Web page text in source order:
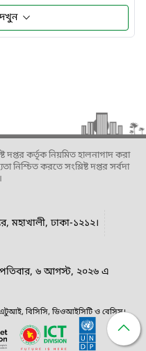
দপ্তর কর্তৃক নিয়মিত হালনাগাদ করা
নিশ্চিত করতে সংশ্লিষ্ট দপ্তর সর্বদা
মহাখালী, ঢাকা-১২১২।
৬ আগস্ট, ২০২৬ এ
এটুআই, বিসিসি, ডিওআইসিটি ও বেসিস।